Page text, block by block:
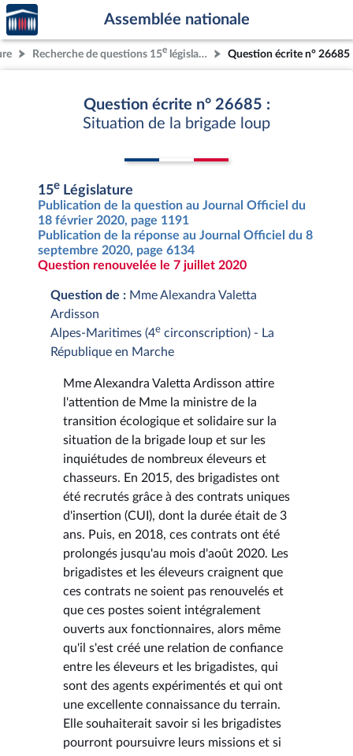
Aller au contenu
Aller en bas de la page
Accèder
à la
page
d'accueil
Assemblée nationale
Recherche de questions 15e législature Question écrite n° 26685
Question écrite n° 26685 :
Situation de la brigade loup
15e Législature
Publication de la question au Journal Officiel du
18 février 2020, page 1191
Publication de la réponse au Journal Officiel du 8
septembre 2020, page 6134
Question renouvelée le 7 juillet 2020
Question de : Mme Alexandra Valetta
Ardisson
Alpes-Maritimes (4e circonscription) - La
République en Marche
Mme Alexandra Valetta Ardisson attire
l'attention de Mme la ministre de la
transition écologique et solidaire sur la
situation de la brigade loup et sur les
inquiétudes de nombreux éleveurs et
chasseurs. En 2015, des brigadistes ont
été recrutés grâce à des contrats uniques
d'insertion (CUI), dont la durée était de 3
ans. Puis, en 2018, ces contrats ont été
prolongés jusqu'au mois d'août 2020. Les
brigadistes et les éleveurs craignent que
ces contrats ne soient pas renouvelés et
que ces postes soient intégralement
ouverts aux fonctionnaires, alors même
qu'il s'est créé une relation de confiance
entre les éleveurs et les brigadistes, qui
sont des agents expérimentés et qui ont
une excellente connaissance du terrain.
Elle souhaiterait savoir si les brigadistes
pourront poursuivre leurs missions et si